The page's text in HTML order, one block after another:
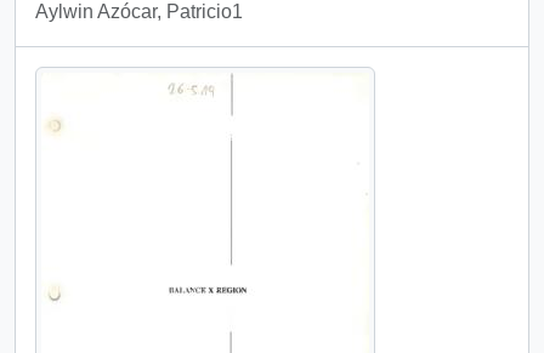
Aylwin Azócar, Patricio1